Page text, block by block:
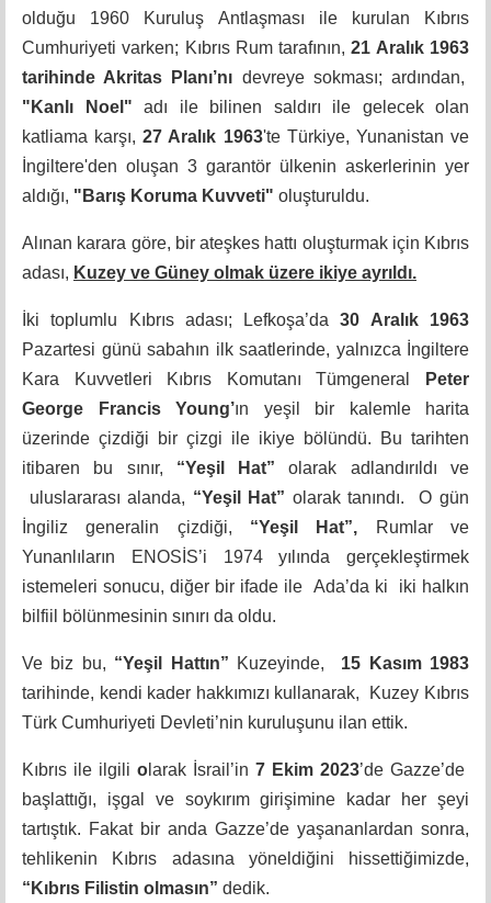
olduğu 1960 Kuruluş Antlaşması ile kurulan Kıbrıs
Cumhuriyeti varken; Kıbrıs Rum tarafının,21 Aralık 1963
tarihinde Akritas Planı’nı devreye sokması; ardından,
"Kanlı Noel" adı ile bilinen saldırı ile gelecek olan
katliama karşı,27 Aralık 1963'te Türkiye, Yunanistan ve
İngiltere'den oluşan 3 garantör ülkenin askerlerinin yer
aldığı, "Barış Koruma Kuvveti" oluşturuldu.
Alınan karara göre, bir ateşkes hattı oluşturmak için Kıbrıs
adası, Kuzey ve Güney olmak üzere ikiye ayrıldı.
İki toplumlu Kıbrıs adası; Lefkoşa’da30 Aralık 1963
Pazartesi günü sabahın ilk saatlerinde, yalnızca İngiltere
Kara Kuvvetleri Kıbrıs Komutanı
Tümgeneral
Peter
George Francis Young’ın yeşil bir kalemle harita
üzerinde çizdiği bir çizgi ile ikiye bölündü. Bu tarihten
itibaren bu sınır, “Yeşil Hat” olarak adlandırıldı ve
uluslararası alanda, “Yeşil Hat” olarak tanındı. O gün
İngiliz generalin çizdiği, “Yeşil Hat”, Rumlar ve
Yunanlıların ENOSİS’i 1974 yılında gerçekleştirmek
istemeleri sonucu, diğer bir ifade ile Ada’da ki iki halkın
bilfiil bölünmesinin sınırı da oldu.
Ve biz bu, “Yeşil Hattın” Kuzeyinde, 15 Kasım 1983
tarihinde, kendi kader hakkımızı kullanarak, Kuzey Kıbrıs
Türk Cumhuriyeti Devleti’nin kuruluşunu ilan ettik.
Kıbrıs ile ilgili o larak İsrail’in 7 Ekim 2023’de Gazze’de
başlattığı, işgal ve soykırım girişimine kadar her şeyi
tartıştık. Fakat bir anda Gazze’de yaşananlardan sonra,
tehlikenin Kıbrıs adasına yöneldiğini hissettiğimizde,
“Kıbrıs Filistin olmasın” dedik.